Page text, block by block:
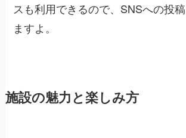
スも利用できるので、SNSへの投
ますよ。
施設の魅力と楽しみ方